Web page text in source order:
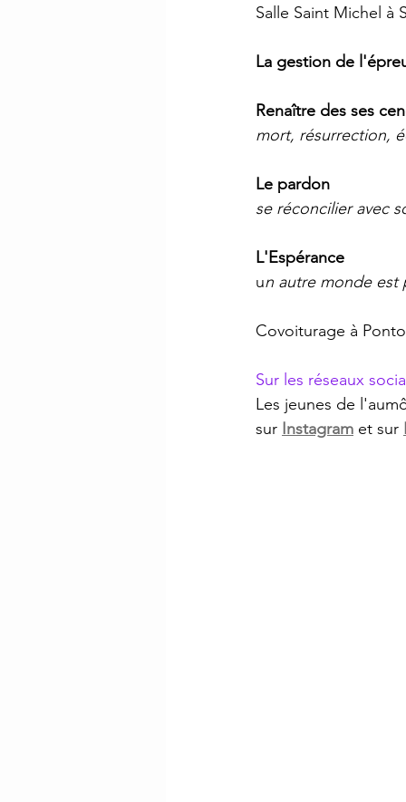
Salle Saint Michel à
La gestion de
Renaître des ses
mort, résurrection,
Le pardon
se réconcilier avec
L'Espérance
un autre monde est
Covoiturage à
Sur les réseaux
Les jeunes de
sur Instagram et sur